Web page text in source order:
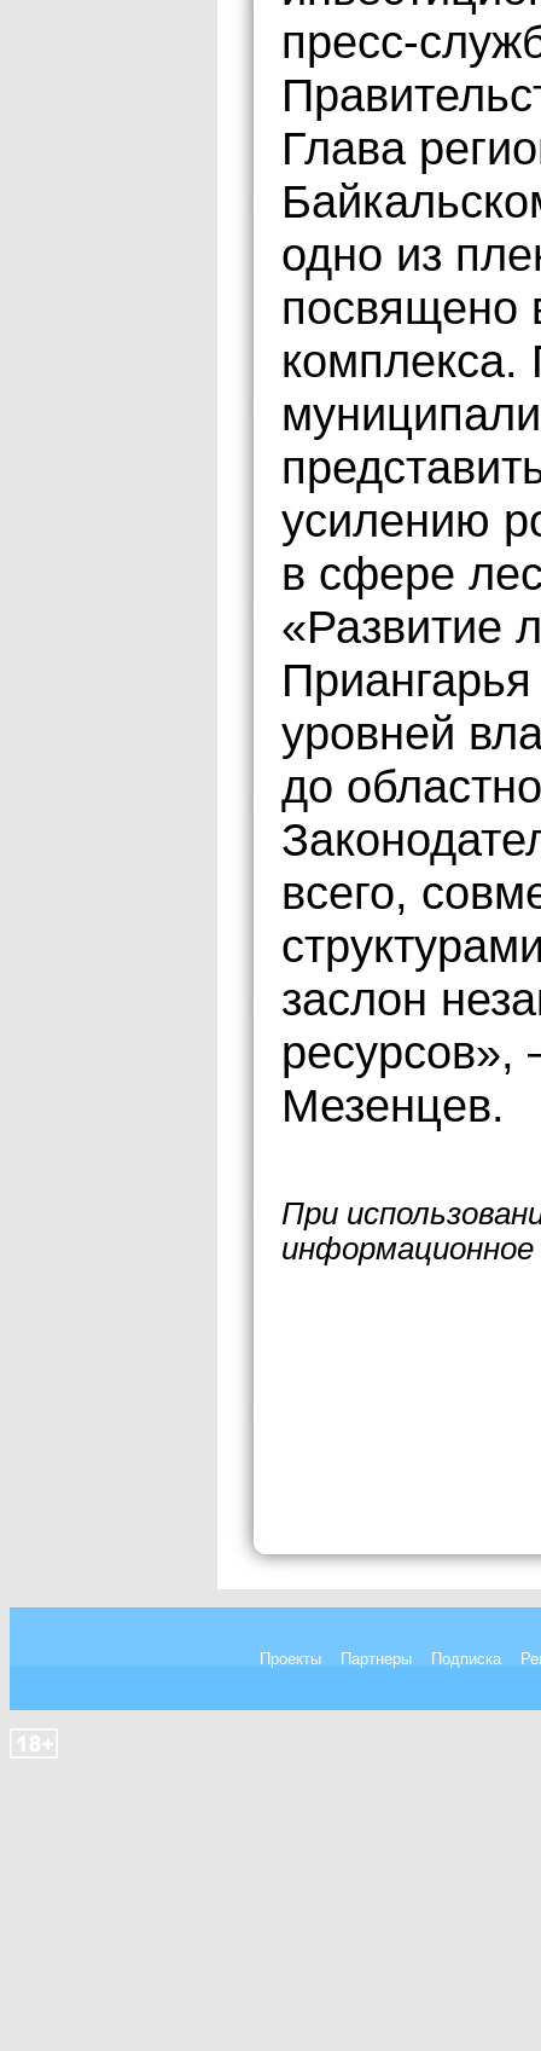
пресс-
Глава
одно из
посвящено
усилению
в сфере
«Развитие
уровней
до
всего,
заслон
Мезенцев.
При
Проекты Партнеры Подписка